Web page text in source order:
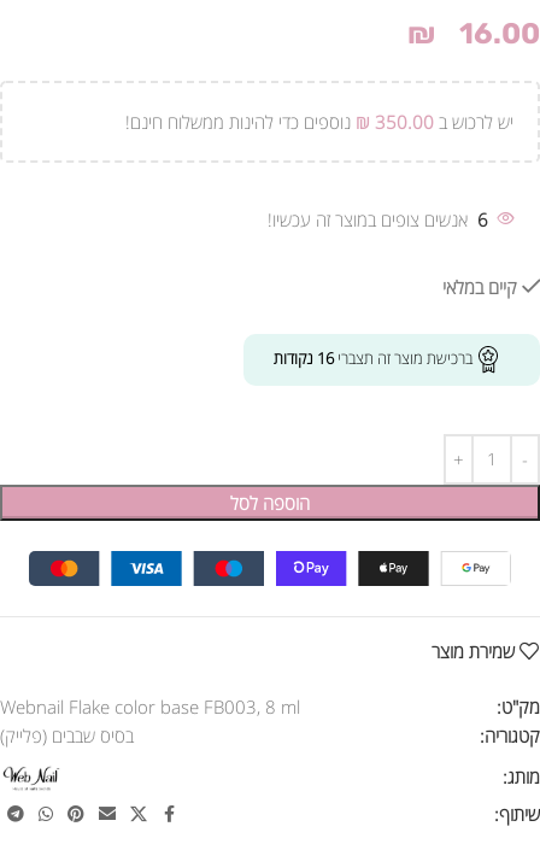
₪ 16.00
יש לרכוש ב ₪ 350.00 נוספים כדי להינות ממשלוח חינם!
6 אנשים צופים במוצר זה עכשיו!
קיים במלאי
ברכישת מוצר זה תצברי16 נקודות
הוספה לסל
שמירת מוצר
מק"ט:
Webnail Flake color base FB003, 8 ml
קטגוריה:
בסיס שבבים (פלייק)
מותג:
שיתוף: